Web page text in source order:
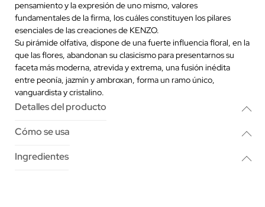
pensamiento y la expresión de uno mismo, valores
fundamentales de la firma, los cuáles constituyen los pilares
esenciales de las creaciones de KENZO.
Su pirámide olfativa, dispone de una fuerte influencia floral, en la
que las flores, abandonan su clasicismo para presentarnos su
faceta más moderna, atrevida y extrema, una fusión inédita
entre peonía, jazmín y ambroxan, forma un ramo único,
vanguardista y cristalino.
Detalles del producto
Cómo se usa
Ingredientes